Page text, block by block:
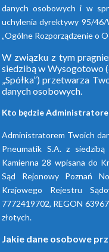
danych osobowych i w
uchylenia dyrektywy 95/46/
„Ogólne Rozporządzenie o
W związku z tym
siedzibą w Wysogotowo
„Spółka”) przetwarza
danych osobowych.
Kto będzie
Administratorem Twoich
Pneumatik S.A. z
Kamienna 28 wpisana do
Sąd Rejonowy Poznań
Krajowego Rejestru
7772419702, REGON
złotych.
Jakie dane osobowe